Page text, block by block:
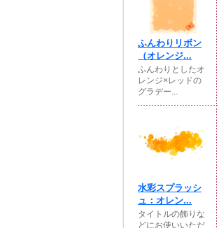
ふんわりリボン
（オレンジ...
ふんわりとしたオ
レンジ×レッドの
グラデー...
水彩スプラッシ
ュ：オレン...
タイトルの飾りな
どにお使いいただ